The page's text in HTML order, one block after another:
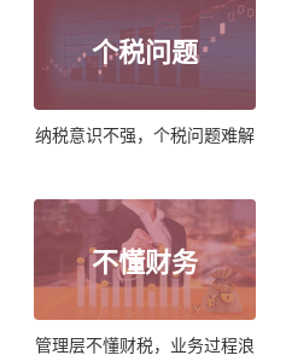
个税问题
纳税意识不强，个税问题难解
不懂财务
管理层不懂财税，业务过程浪